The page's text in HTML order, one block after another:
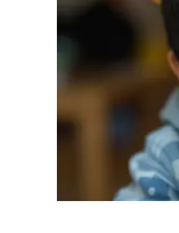
Prof. DR. dr.
risiko yang
(Foto dibuat AI)